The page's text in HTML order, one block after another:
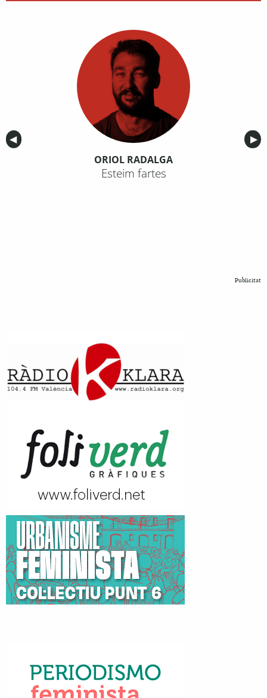
Anterior
◀︎ ▶︎
ORIOL RADALGA
Esteim fartes
Publicitat